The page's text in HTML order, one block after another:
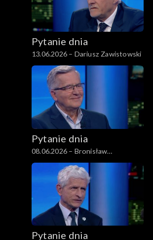
Pytanie dnia
13.06.2026 – Dariusz Zawistowski
Pytanie dnia
08.06.2026 – Bronisław
Komorowski
Pytanie dnia